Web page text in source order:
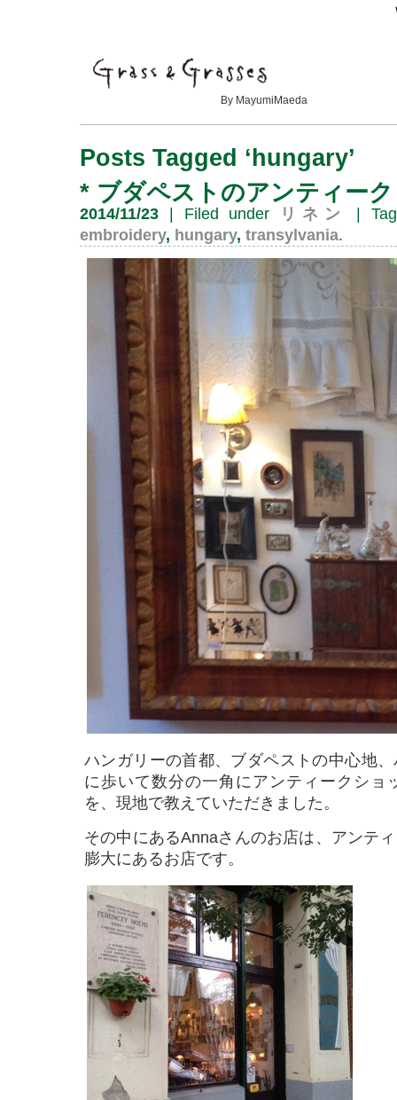
By MayumiMaeda
Posts Tagged ‘hungary’
* ブダペストのアンティー
2014/11/23 | Filed under リネン
|
embroidery, hungary, transylvania.
ハンガリーの首都、ブダペストの中心地
に歩いて数分の一角にアンティークショ
を、現地で教えていただきました。
その中にあるAnnaさんのお店は、アンテ
膨大にあるお店です。